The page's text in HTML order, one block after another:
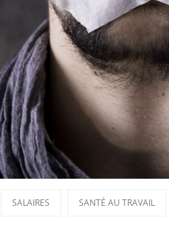
SALAIRES SANTÉ AU TRAVAIL